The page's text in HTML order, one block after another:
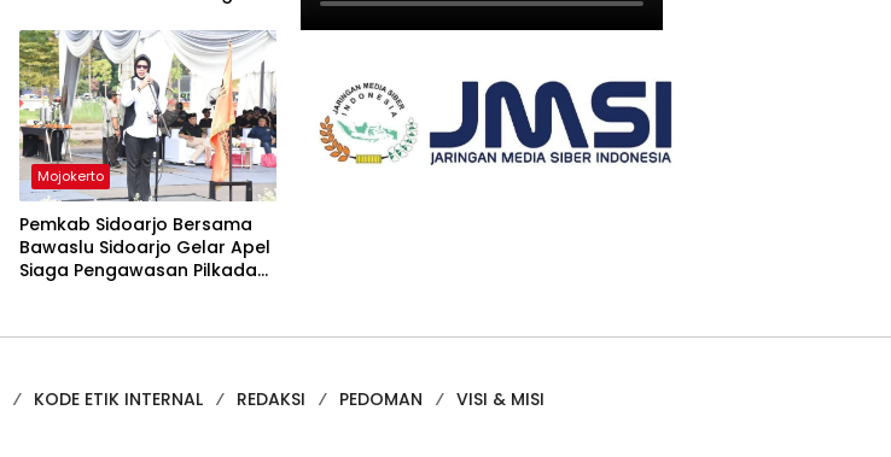
Mojokerto
Pemkab Sidoarjo Bersama
Bawaslu Sidoarjo Gelar Apel
Siaga Pengawasan Pilkada
KODE ETIK INTERNAL REDAKSI PEDOMAN
VISI & MISI